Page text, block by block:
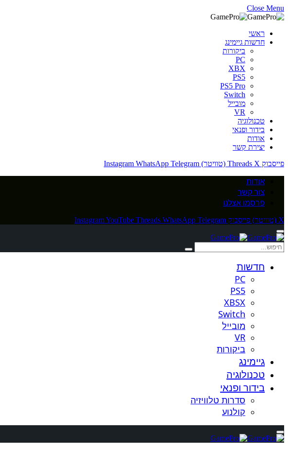
Close Menu
ראשי
חדשות גיימינג
ביקורות
PC
XBX
PS5
PS5 Pro
Switch
מובייל
VR
טכנולוגיה
בידור ופנאי
אודות
יצירת קשר
פייסבוק
Threads X (טוויטר) Instagram WhatsApp Telegram
אודות
צור קשר
פרסמו אצלנו
X (טוויטר) פייסבוק InstagramYouTube Threads WhatsApp Telegram
חדשות
PC
PS5
XBSX
Switch
מובייל
VR
ביקורות
גיימינג
טכנולוגיה
בידור ופנאי
סדרות טלוויזיה
קולנוע